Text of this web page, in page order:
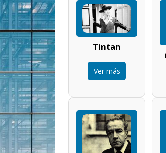
Tintan
Ver más